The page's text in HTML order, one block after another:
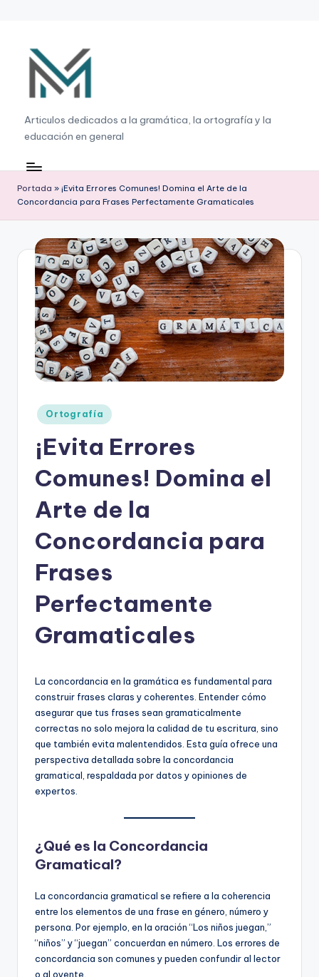
contenido
G
r
a
m
á
o
rt
fí
ó
Articulos dedicados a la gramática, la ortografía y la
educación en general
Portada » ¡Evita Errores Comunes! Domina el Arte de la
Concordancia para Frases Perfectamente Gramaticales
Publicado
en
Ortografía
¡Evita Errores
Comunes! Domina el
Arte de la
Concordancia para
Frases
Perfectamente
Gramaticales
La concordancia en la gramática es fundamental para
construir frases claras y coherentes. Entender cómo
asegurar que tus frases sean gramaticalmente
correctas no solo mejora la calidad de tu escritura, sino
que también evita malentendidos. Esta guía ofrece una
perspectiva detallada sobre la concordancia
gramatical, respaldada por datos y opiniones de
expertos.
¿Qué es la Concordancia
Gramatical?
La concordancia gramatical se refiere a la coherencia
entre los elementos de una frase en género, número y
persona. Por ejemplo, en la oración “Los niños juegan,”
“niños” y “juegan” concuerdan en número. Los errores de
concordancia son comunes y pueden confundir al lector
o al oyente.